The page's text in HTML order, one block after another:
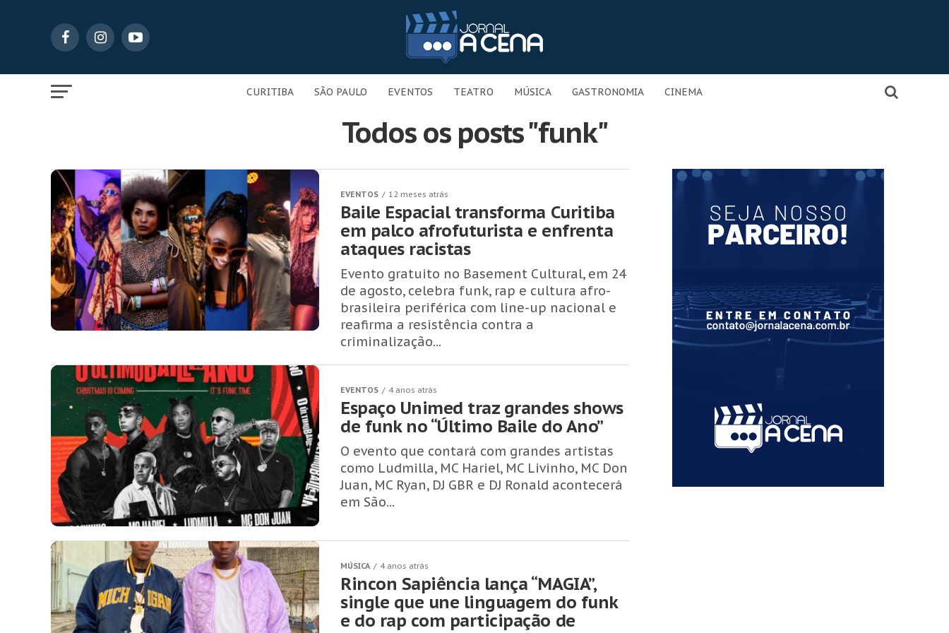
CURITIBA SÃO PAULO EVENTOS TEATRO MÚSICA GASTRONOMIA CINEMA
Todos os posts "funk"
EVENTOS 12 meses atrás
Baile Espacial transforma Curitiba
em palco afrofuturista e enfrenta
ataques racistas
Evento gratuito no Basement Cultural, em 24
de agosto, celebra funk, rap e cultura afro-
brasileira periférica com line-up nacional e
reafirma a resistência contra a
criminalização...
EVENTOS 4 anos atrás
Espaço Unimed traz grandes shows
de funk no “Último Baile do Ano”
O evento que contará com grandes artistas
como Ludmilla, MC Hariel, MC Livinho, MC Don
Juan, MC Ryan, DJ GBR e DJ Ronald acontecerá
em São...
MÚSICA 4 anos atrás
Rincon Sapiência lança “MAGIA”,
single que une linguagem do funk
e do rap com participação de